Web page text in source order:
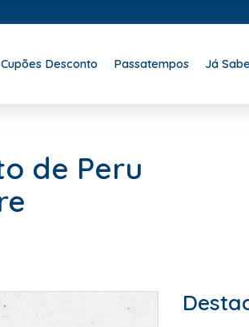
Cupões Desconto Passatempos Já
de Peru